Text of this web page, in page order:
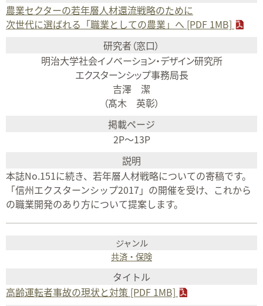
農業セクターの若年層人材還流戦略のために
次世代に選ばれる「職業としての農業」へ [PDF 1MB]
明治大学社会イノベーション・デザイン研究所
エクスターンシップ事務局長
吉澤 潔
（髙木 英彰）
2P～13P
本誌No.151に続き、若年層人材戦略についての寄稿です。
「信州エクスターンシップ2017」の開催を受け、これから
の職業開発のあり方について提案します。
共済・保険
高齢運転者事故の現状と対策 [PDF 1MB]